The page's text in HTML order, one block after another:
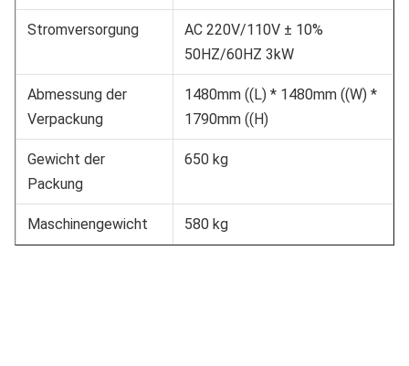
Stromversorgung
AC 220V/110V ± 10%
50HZ/60HZ 3kW
Abmessung der
Verpackung
1480mm ((L) * 1480mm ((W) *
1790mm ((H)
Gewicht der
Packung
650 kg
Maschinengewicht 580 kg